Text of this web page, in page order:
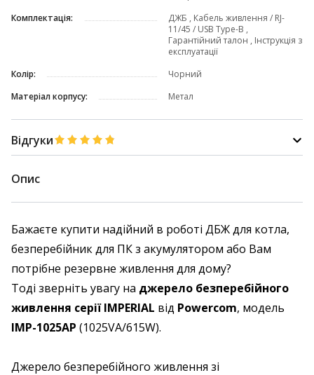
Комплектація:
ДЖБ , Кабель живлення / RJ-
11/45 / USB Type-B ,
Гарантійний талон , Інструкція з
експлуатації
Колір:
Чорний
Матеріал корпусу:
Метал
Відгуки
Опис
Бажаєте купити надійний в роботі ДБЖ для котла,
безперебійник для ПК з акумулятором або Вам
потрібне резервне живлення для дому?
Тоді зверніть увагу на джерело безперебійного
живлення серії IMPERIAL від Powercom, модель
IMP-1025AP (1025VA/615W).
Джерело безперебійного живлення зі